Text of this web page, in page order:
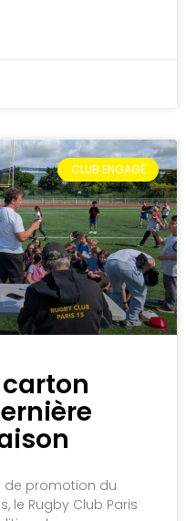
CLUB ENGAGÉ
carton
de promotion du
le Rugby Club Paris